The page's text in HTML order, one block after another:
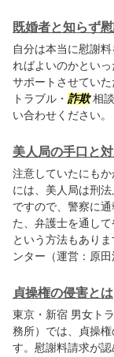
既婚者と知らず
自分は本当に慰謝
ればよいのかといっ
サポートさせてい
トラブル・ 詐欺相
い合わせください。
美人局の手口と
注意していたにも
には、美人局は刑
ですので、警察に
た、弁護士を通し
という方法もあり
ンター（運営：原
貞操権の侵害とは
東京・新宿 男女ト
務所）では、貞操
す。慰謝料請求が